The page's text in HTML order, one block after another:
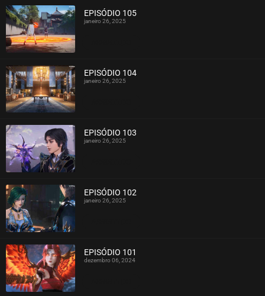
EPISÓDIO 105
janeiro 26, 2025
EPISÓDIO 104
janeiro 26, 2025
EPISÓDIO 103
janeiro 26, 2025
EPISÓDIO 102
janeiro 26, 2025
EPISÓDIO 101
dezembro 06, 2024